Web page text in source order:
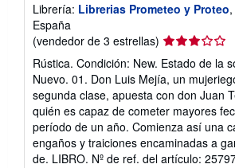
Librería: Librerias Prometeo y Proteo
España
(vendedor de 3 estrellas) Calificación
del
vendedor:
3
de
5
estrellas
Rústica. Condición: New. Estado de la
Nuevo. 01. Don Luis Mejía, un
segunda clase, apuesta con don Juan
quién es capaz de cometer mayores
período de un año. Comienza así una
engaños y traiciones encaminadas a
de. LIBRO. Nº de ref. del artículo: